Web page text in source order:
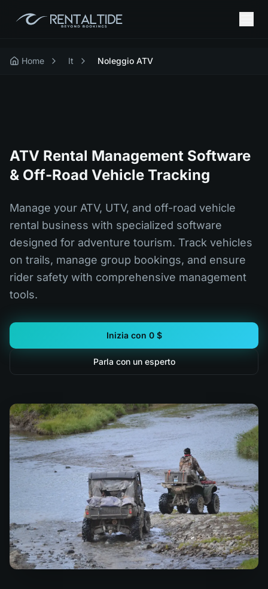
Home It Noleggio ATV
ATV Rental Management Software
& Off-Road Vehicle Tracking
Manage your ATV, UTV, and off-road vehicle
rental business with specialized software
designed for adventure tourism. Track vehicles
on trails, manage group bookings, and ensure
rider safety with comprehensive management
tools.
Inizia con 0 $
Parla con un esperto